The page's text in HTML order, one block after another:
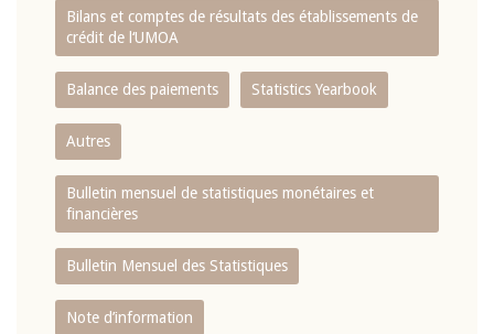
Bilans et comptes de résultats des établissements de
crédit de l‘UMOA
Balance des paiements Statistics Yearbook
Autres
Bulletin mensuel de statistiques monétaires et
financières
Bulletin Mensuel des Statistiques
Note d’information